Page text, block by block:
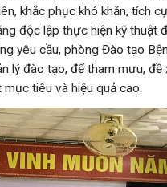
khắc phục khó khăn, tích
độc lập thực hiện kỹ thuật
yêu cầu, phòng Đào tạo
lý đào tạo, để tham mưu,
tiêu và hiệu quả cao.